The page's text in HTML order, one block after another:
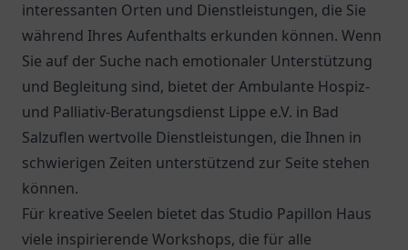
interessanten Orten und Dienstleistungen, die Sie
während Ihres Aufenthalts erkunden können. Wenn
Sie auf der Suche nach emotionaler Unterstützung
und Begleitung sind, bietet der Ambulante Hospiz-
und Palliativ-Beratungsdienst Lippe e.V. in Bad
Salzuflen wertvolle Dienstleistungen, die Ihnen in
schwierigen Zeiten unterstützend zur Seite stehen
können.
Für kreative Seelen bietet das Studio Papillon Haus
viele inspirierende Workshops, die für alle